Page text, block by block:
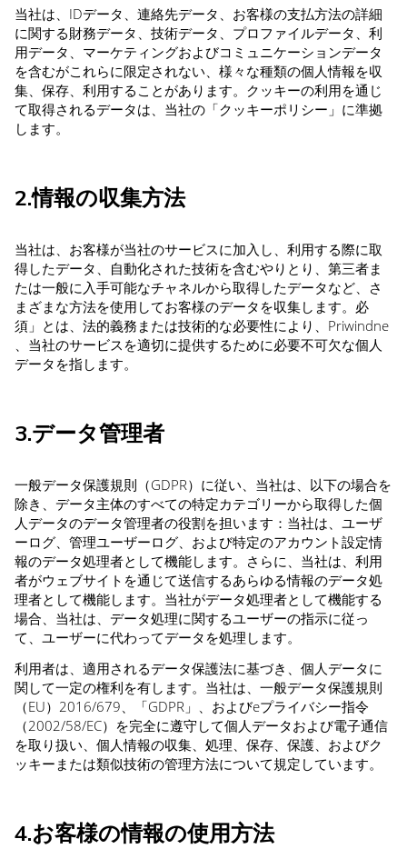
当社は、IDデータ、連絡先データ、お客様の支払方法の詳細
に関する財務データ、技術データ、プロファイルデータ、利
用データ、マーケティングおよびコミュニケーションデータ
を含むがこれらに限定されない、様々な種類の個人情報を収
集、保存、利用することがあります。クッキーの利用を通じ
て取得されるデータは、当社の「クッキーポリシー」に準拠
します。
2.情報の収集方法
当社は、お客様が当社のサービスに加入し、利用する際に取
得したデータ、自動化された技術を含むやりとり、第三者ま
たは一般に入手可能なチャネルから取得したデータなど、さ
まざまな方法を使用してお客様のデータを収集します。必
須」とは、法的義務または技術的な必要性により、Priwindne
、当社のサービスを適切に提供するために必要不可欠な個人
データを指します。
3.データ管理者
一般データ保護規則（GDPR）に従い、当社は、以下の場合を
除き、データ主体のすべての特定カテゴリーから取得した個
人データのデータ管理者の役割を担います：当社は、ユーザ
ーログ、管理ユーザーログ、および特定のアカウント設定情
報のデータ処理者として機能します。さらに、当社は、利用
者がウェブサイトを通じて送信するあらゆる情報のデータ処
理者として機能します。当社がデータ処理者として機能する
場合、当社は、データ処理に関するユーザーの指示に従っ
て、ユーザーに代わってデータを処理します。
利用者は、適用されるデータ保護法に基づき、個人データに
関して一定の権利を有します。当社は、一般データ保護規則
（EU）2016/679、「GDPR」、およびeプライバシー指令
（2002/58/EC）を完全に遵守して個人データおよび電子通信
を取り扱い、個人情報の収集、処理、保存、保護、およびク
ッキーまたは類似技術の管理方法について規定しています。
4.お客様の情報の使用方法